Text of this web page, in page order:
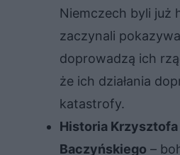
Niemczech byli już
zaczynali
doprowadzą ich
że ich działania
katastrofy.
Historia Krzysztofa
Baczyńskiego –